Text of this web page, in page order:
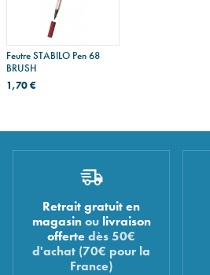
Feutre STABILO Pen 68
BRUSH
1,70 €
Retrait gratuit en
magasinou livraison
offerte dès 50€
d'achat (70€ pour la
France)